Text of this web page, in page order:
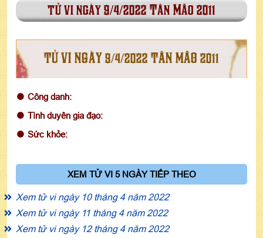
tử vi ngày 9/4/2022 Tân Mão 2011
TỬ VI NGÀY 9/4/2022 TÂN MÃO 2011
Công danh:
Tình duyên gia đạo:
Sức khỏe:
XEM TỬ VI 5 NGÀY TIẾP THEO
Xem tử vi ngày 10 tháng 4 năm 2022
Xem tử vi ngày 11 tháng 4 năm 2022
Xem tử vi ngày 12 tháng 4 năm 2022